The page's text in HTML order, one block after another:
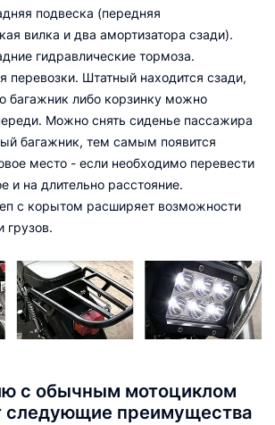
подвеска (передняя
вилка и два амортизатора сзади).
гидравлические тормоза.
перевозки. Штатный находится сзади,
багажник либо корзинку можно
Можно снять сиденье пассажира
багажник, тем самым появится
место - если необходимо перевести
и на длительно расстояние.
с корытом расширяет возможности
грузов.
с обычным мотоциклом
следующие преимущества